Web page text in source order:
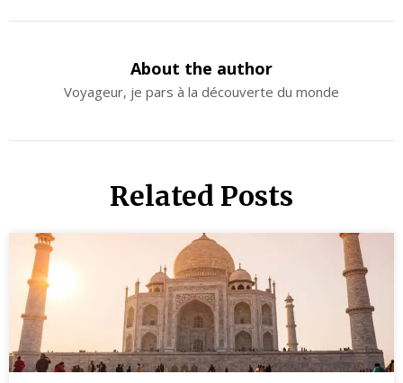
About the author
Voyageur, je pars à la découverte du monde
Related Posts